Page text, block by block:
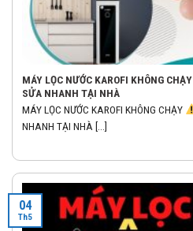
MÁY LỌC NƯỚC KAROFI KHÔNG CHẠY
SỬA NHANH TẠI NHÀ
MÁY LỌC NƯỚC KAROFI KHÔNG CHẠY
NHANH TẠI NHÀ [...]
04
Th5